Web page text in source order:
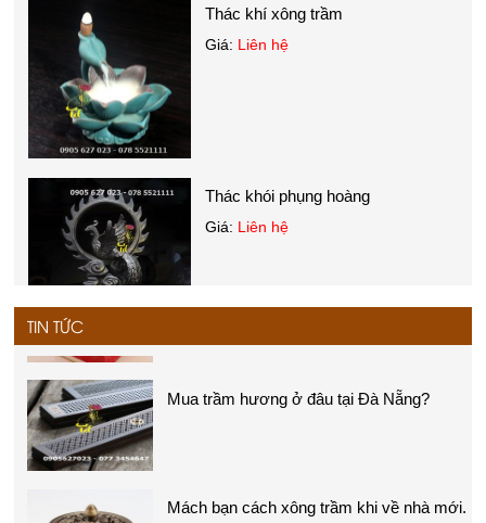
Giá:Liên hệ
Giá:Liên hệ
Thác khí xông trầm
TIN TỨC